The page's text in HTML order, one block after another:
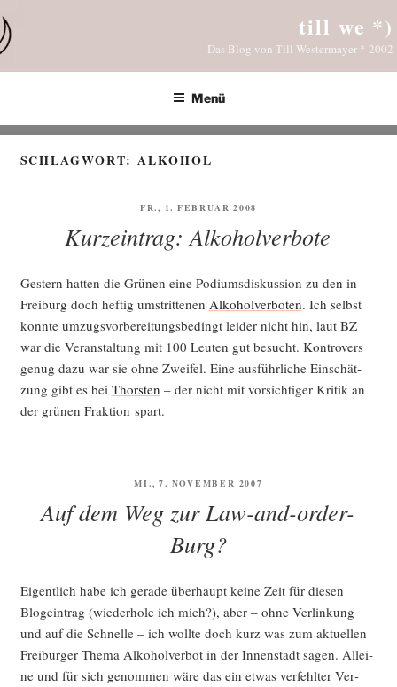
Inhalt
springen
till we *)
Das Blog von Till Westermayer * 2002
Menü
SCHLAGWORT:ALKOHOL
VERÖFFENTLICHT
FR., 1. FEBRUAR 2008
Kurzeintrag: Alkoholverbote
Ges­tern hat­ten die Grü­nen eine Podi­ums­dis­kus­si­on zu den in
Frei­burg doch hef­tig umstrit­te­nen Alko­hol­ver­bo­ten. Ich selbst
konn­te umzugs­vor­be­rei­tungs­be­dingt lei­der nicht hin, laut BZ
war die Ver­an­stal­tung mit 100 Leu­ten gut besucht. Kon­tro­vers
genug dazu war sie ohne Zwei­fel. Eine aus­führ­li­che Ein­schät­
zung gibt es bei Thors­ten – der nicht mit vor­sich­ti­ger Kri­tik an
der grü­nen Frak­ti­on spart.
VERÖFFENTLICHT
MI., 7. NOVEMBER 2007
Auf dem Weg zur Law-and-order-
Burg?
Eigent­lich habe ich gera­de über­haupt kei­ne Zeit für die­sen
Blog­ein­trag (wie­der­ho­le ich mich?), aber – ohne Ver­lin­kung
und auf die Schnel­le – ich woll­te doch kurz was zum aktu­el­len
Frei­bur­ger The­ma Alko­hol­ver­bot in der Innen­stadt sagen. Allei­
ne und für sich genom­men wäre das ein etwas ver­fehl­ter Ver­